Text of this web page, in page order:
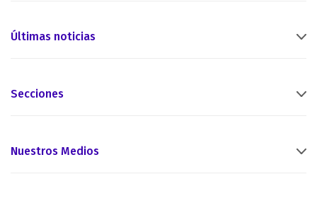
Últimas noticias
Secciones
Nuestros Medios